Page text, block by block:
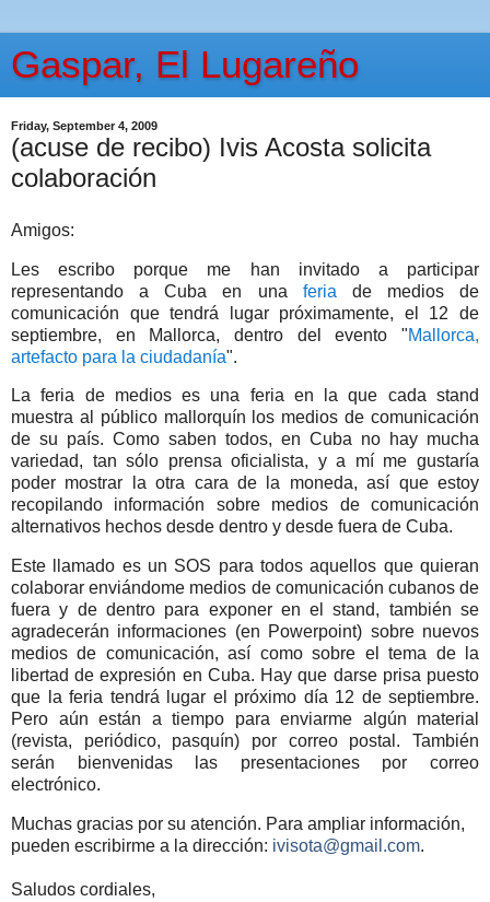
Gaspar, El Lugareño
Friday, September 4, 2009
(acuse de recibo) Ivis Acosta solicita
colaboración
Amigos:
Les escribo porque me han invitado a participar
representando a Cuba en una feria de medios de
comunicación que tendrá lugar próximamente, el 12 de
septiembre, en Mallorca, dentro del evento "Mallorca,
artefacto para la ciudadanía".
La feria de medios es una feria en la que cada stand
muestra al público mallorquín los medios de comunicación
de su país. Como saben todos, en Cuba no hay mucha
variedad, tan sólo prensa oficialista, y a mí me gustaría
poder mostrar la otra cara de la moneda, así que estoy
recopilando información sobre medios de comunicación
alternativos hechos desde dentro y desde fuera de Cuba.
Este llamado es un SOS para todos aquellos que quieran
colaborar enviándome medios de comunicación cubanos de
fuera y de dentro para exponer en el stand, también se
agradecerán informaciones (en Powerpoint) sobre nuevos
medios de comunicación, así como sobre el tema de la
libertad de expresión en Cuba. Hay que darse prisa puesto
que la feria tendrá lugar el próximo día 12 de septiembre.
Pero aún están a tiempo para enviarme algún material
(revista, periódico, pasquín) por correo postal. También
serán bienvenidas las presentaciones por correo
electrónico.
Muchas gracias por su atención. Para ampliar información,
pueden escribirme a la dirección: ivisota@gmail.com.
Saludos cordiales,